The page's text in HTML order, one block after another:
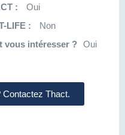
:
Oui
LIFE :
Non
vous intéresser ? Oui
Contactez Thact.